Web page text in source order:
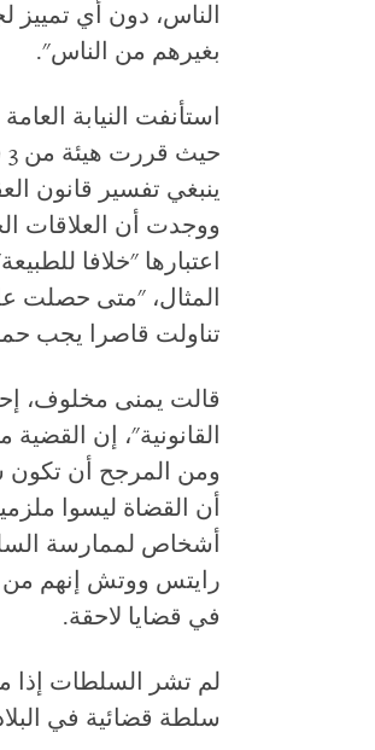
الناس، دون أي تمييز
بغيرهم من الناس".
استأنفت النيابة
ينبغي تفسير قانون
ووجدت أن العلاقات
اعتبارها "خلافا
المثال، "متى حصلت
تناولت قاصرا يجب
قالت يمنى مخلوف،
القانونية"، إن
ومن المرجح أن تكون
أن القضاة ليسوا
رايتس ووتش إنهم من
في قضايا لاحقة.
لم تشر السلطات إذا
سلطة قضائية في